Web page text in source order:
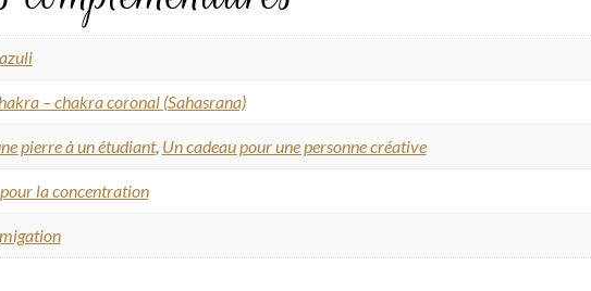
– chakra coronal (Sahasrana)
pierre à un étudiant, Un cadeau pour une personne créative
la concentration